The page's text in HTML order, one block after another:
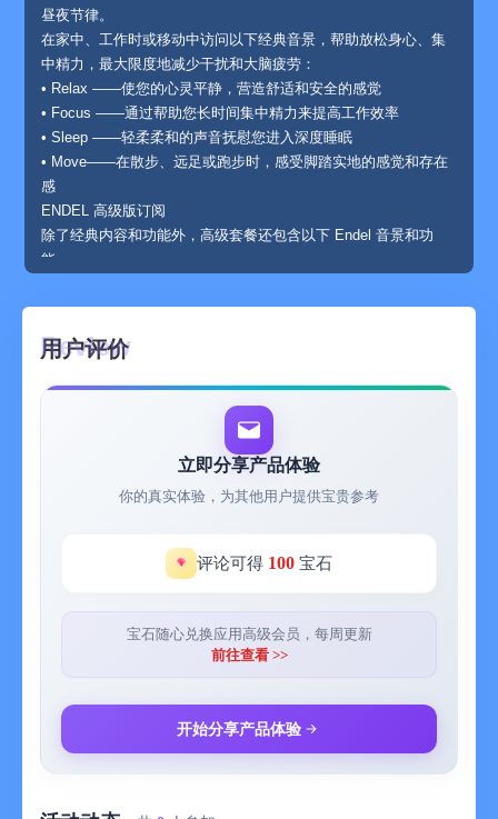
昼夜节律。
在家中、工作时或移动中访问以下经典音景，帮助放松身心、集
中精力，最大限度地减少干扰和大脑疲劳：
• Relax ——使您的心灵平静，营造舒适和安全的感觉
• Focus ——通过帮助您长时间集中精力来提高工作效率
• Sleep ——轻柔柔和的声音抚慰您进入深度睡眠
• Move——在散步、远足或跑步时，感受脚踏实地的感觉和存在
感
ENDEL 高级版订阅
除了经典内容和功能外，高级套餐还包含以下 Endel 音景和功
能：
入眠和遮蔽外界声音
• Recovery ——聆听旨在减少焦虑的声音，恢复您的健康。
• Study ——提升专注力，使您在学习或工作时保持平静。
• Dynamic Focus——通过实时声音调试为生产力提供完美支持
• Hibernation——用舒适的声音滋润耳朵，让您在寒冷季节酣然入
• Nature Elements——以您自己的方式，用自然的声音滋养心灵
• Rainy Outside——淅淅沥沥的雨声混合了助眠的声音，让人舒
• Focus Timer——著名的间歇工作法，通过有科学支持的“焦
术家们合作，创作定制的合作体验。高级版用户还可以使用以下
• James Blake：Wind Down——来自获奖艺术家的舒缓声音，让
• Grimes：AI Lullaby——Grimes 的原创声音和演唱为婴儿和成
年人的睡眠提供支持
• Alan Watts：Wiggly Wisdom——舒缓而激励人心的话语音景，
用户评价
立即分享产品体验
你的真实体验，为其他用户提供宝贵参考
评论可得 100 宝石
宝石随心兑换应用高级会员，每周更新
前往查看 >>
开始分享产品体验